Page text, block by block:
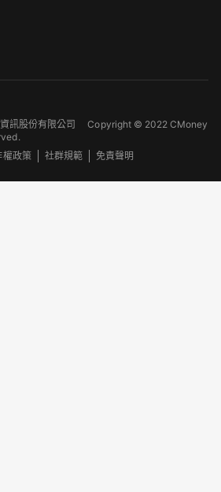
資訊股份有限公司Copyright © 2022 CMoney
權政策 社群規範 免責聲明